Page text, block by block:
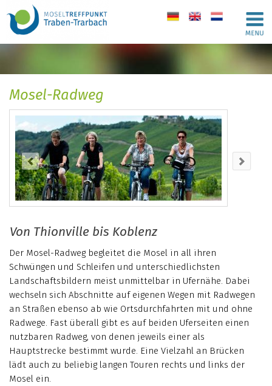
de en nl
Mosel-Radweg
Von Thionville bis Koblenz
Der Mosel-Radweg begleitet die Mosel in all ihren
Schwüngen und Schleifen und unterschiedlichsten
Landschaftsbildern meist unmittelbar in Ufernähe. Dabei
wechseln sich Abschnitte auf eigenen Wegen mit Radwegen
an Straßen ebenso ab wie Ortsdurchfahrten mit und ohne
Radwege. Fast überall gibt es auf beiden Uferseiten einen
nutzbaren Radweg, von denen jeweils einer als
Hauptstrecke bestimmt wurde. Eine Vielzahl an Brücken
lädt auch zu beliebig langen Touren rechts und links der
Mosel ein.